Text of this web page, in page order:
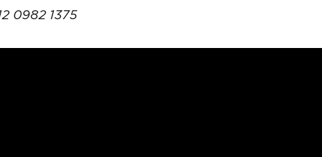
0982 1375